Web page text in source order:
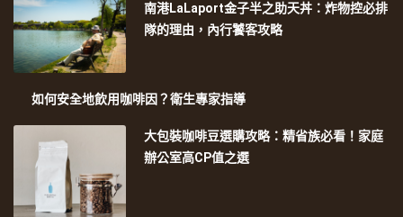
南港LaLaport金子半之助天丼：炸物控必排
隊的理由，內行饕客攻略
如何安全地飲用咖啡因？衛生專家指導
大包裝咖啡豆選購攻略：精省族必看！家庭
辦公室高CP值之選